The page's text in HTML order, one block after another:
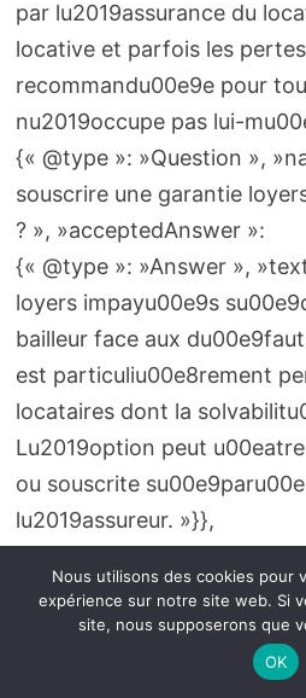
par lu2019assurance du
locative et parfois les
recommandu00e9e pour
nu2019occupe pas lui-
{« @type »: »Question »,
souscrire une garantie
? », »acceptedAnswer »:
{« @type »: »Answer »,
loyers impayu00e9s
bailleur face aux
est particuliu00e8rement
locataires dont la
Lu2019option peut
ou souscrite
lu2019assureur. »}},
gu00e9rer les sinistres
du00e9gu00e2ts des eaux
? », »acceptedAnswer »:
Nous utilisons des cookies pour
expérience sur notre site web. Si
site, nous supposerons que
OK